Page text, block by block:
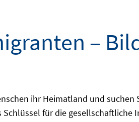
–
ihr Heimatland und
für die